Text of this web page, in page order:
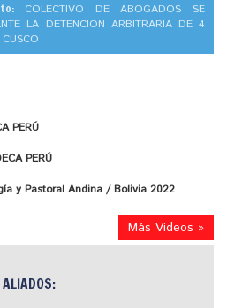
COLECTIVO DE ABOGADOS SE
LA DETENCION ARBITRARIA DE 4
PERÚ
PERÚ
y Pastoral Andina / Bolivia 2022
Más Videos »
ALIADOS: